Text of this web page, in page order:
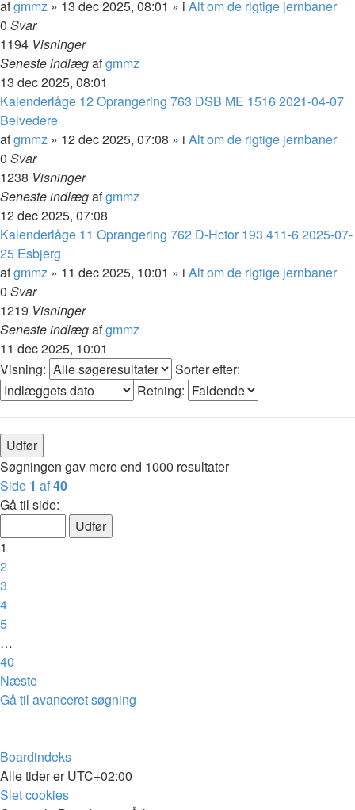
afgmmz » 13 dec 2025, 08:01 » i Alt om de rigtige jernbaner
0 Svar
1194 Visninger
Seneste indlægafgmmz
13 dec 2025, 08:01
Kalenderlåge 12 Oprangering 763 DSB ME 1516 2021-04-07
Belvedere
afgmmz » 12 dec 2025, 07:08 » i Alt om de rigtige jernbaner
0 Svar
1238 Visninger
Seneste indlægafgmmz
12 dec 2025, 07:08
Kalenderlåge 11 Oprangering 762 D-Hctor 193 411-6 2025-07-
25 Esbjerg
afgmmz » 11 dec 2025, 10:01 » i Alt om de rigtige jernbaner
0 Svar
1219 Visninger
Seneste indlægafgmmz
11 dec 2025, 10:01
Visning:
Sorter efter:
Retning:
Søgningen gav mere end 1000 resultater
Side 1 af40
Gå til side:
1
2
3
4
5
…
40
Næste
Gå til avanceret søgning
Boardindeks
Alle tider erUTC+02:00
Slet cookies